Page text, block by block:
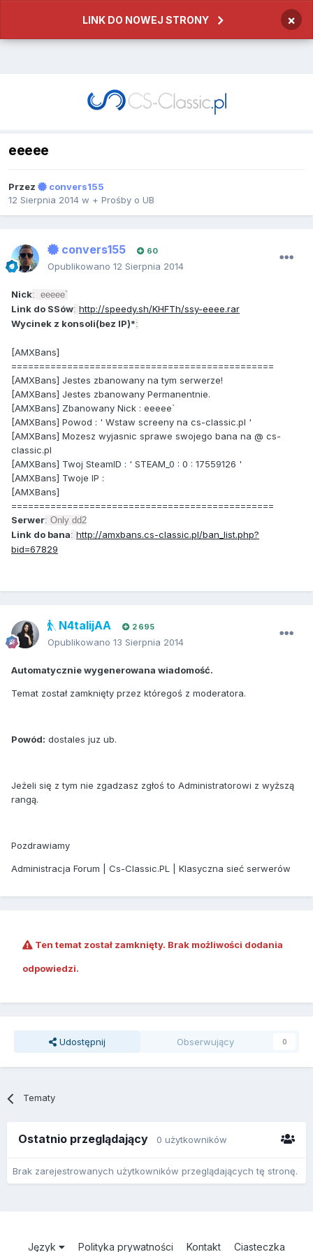
LINK DO NOWEJ STRONY ×
eeeee
Przez
convers155
12 Sierpnia 2014 w + Prośby o UB
convers155 60
Opublikowano 12 Sierpnia 2014
Nick: eeeee`
Link do SSów: http://speedy.sh/KHFTh/ssy-eeee.rar
Wycinek z konsoli(bez IP)*:
[AMXBans]
===============================================
[AMXBans] Jestes zbanowany na tym serwerze!
[AMXBans] Jestes zbanowany Permanentnie.
[AMXBans] Zbanowany Nick : eeeee`
[AMXBans] Powod : ' Wstaw screeny na cs-classic.pl '
[AMXBans] Mozesz wyjasnic sprawe swojego bana na @ cs-
classic.pl
[AMXBans] Twoj SteamID : ' STEAM_0 : 0 : 17559126 '
[AMXBans] Twoje IP :
[AMXBans]
===============================================
Serwer: Only dd2
Link do bana: http://amxbans.cs-classic.pl/ban_list.php?
bid=67829
N4talijAA 2 695
Opublikowano 13 Sierpnia 2014
Automatycznie wygenerowana wiadomość.
Temat został zamknięty przez któregoś z moderatora.
Powód: dostales juz ub.
Jeżeli się z tym nie zgadzasz zgłoś to Administratorowi z wyższą
rangą.
Pozdrawiamy
Administracja Forum | Cs-Classic.PL | Klasyczna sieć serwerów
Ten temat został zamknięty. Brak możliwości dodania
odpowiedzi.
Udostępnij Obserwujący 0
Tematy
Ostatnio przeglądający 0 użytkowników
Brak zarejestrowanych użytkowników przeglądających tę stronę.
Język Polityka prywatności Kontakt Ciasteczka